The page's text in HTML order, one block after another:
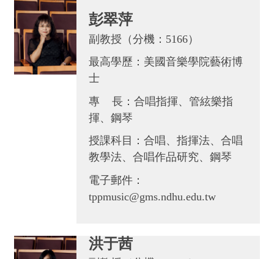
彭翠萍
副教授（分機：5166）
最高學歷：美國音樂學院藝術博
士
專 長：合唱指揮、管絃樂指
揮、鋼琴
授課科目：合唱、指揮法、合唱
教學法、合唱作品研究、鋼琴
電子郵件：
tppmusic@gms.ndhu.edu.tw
洪于茜